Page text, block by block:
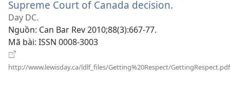
Supreme Court of Canada decision.
Day DC.
Nguồn‎: Can Bar Rev 2010;88(3):667-77.
Mã bài‎: ISSN 0008-3003
http://www.lewisday.ca/ldlf_files/Getting%20Respect/GettingRespect.pdf